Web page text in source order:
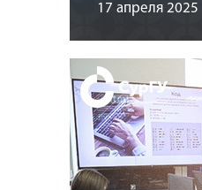
17 апреля 2025